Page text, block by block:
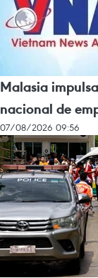
Malasia
nacional de
07/08/2026 09:56